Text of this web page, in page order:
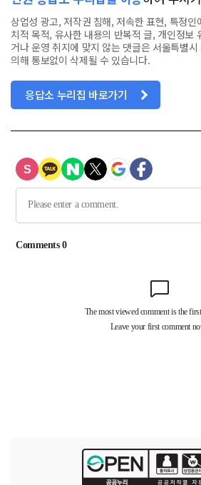
상업성 광고, 저작권 침해, 저속한 표현, 특정인
치적 목적, 유사한 내용의 반복적 글, 개인정보
거나 운영 취지에 맞지 않는 댓글은 서울특별
의해 통보없이 삭제될 수 있습니다.
응답소 누리집 바로가기